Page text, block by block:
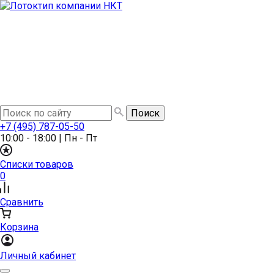
+7 (495) 787-05-50
10:00 - 18:00 | Пн - Пт
Списки товаров
0
Сравнить
Корзина
Личный кабинет